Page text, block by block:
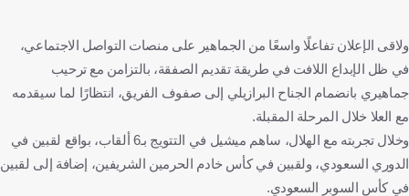
ولاقى الإعلان تفاعلًا واسعًا من الجماهير على منصات التواصل الاجتماعي،
في ظل الإبداع اللافت في طريقة تقديم الصفقة، بالتزامن مع ترحيب
جماهيري بانضمام الجناح البرازيلي إلى صفوف الفريق، انتظارًا لما سيقدمه
مع العلا خلال المرحلة المقبلة.
وخلال تجربته مع الهلال، ساهم ميشيل في التتويج بـ6 ألقاب، بواقع لقبين في
الدوري السعودي، ولقبين في كأس خادم الحرمين الشريفين، إضافة إلى لقبين
في كأس السوبر السعودي.